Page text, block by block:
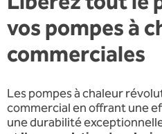
vos pompes à
commerciales
Les pompes à chaleur
commercial en offrant une
une durabilité